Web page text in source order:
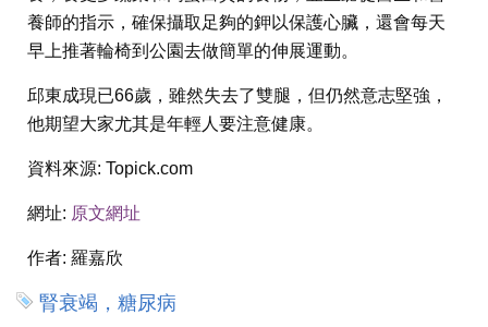
養師的指示，確保攝取足夠的鉀以保護心臟，還會每天
早上推著輪椅到公園去做簡單的伸展運動。
邱東成現已66歲，雖然失去了雙腿，但仍然意志堅強，
他期望大家尤其是年輕人要注意健康。
資料來源: Topick.com
網址: 原文網址
作者: 羅嘉欣
腎衰竭，糖尿病